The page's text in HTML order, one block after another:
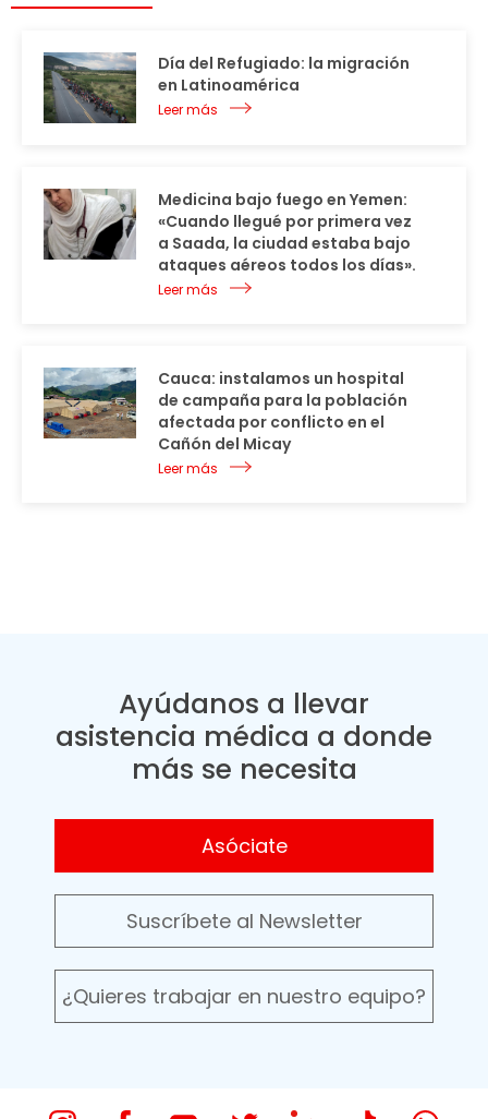
Día del Refugiado: la migración
en Latinoamérica
Leer más
Medicina bajo fuego en Yemen:
«Cuando llegué por primera vez
a Saada, la ciudad estaba bajo
ataques aéreos todos los días».
Leer más
Cauca: instalamos un hospital
de campaña para la población
afectada por conflicto en el
Cañón del Micay
Leer más
Ayúdanos a llevar
asistencia médica a donde
más se necesita
Asóciate
Suscríbete al Newsletter
¿Quieres trabajar en nuestro equipo?